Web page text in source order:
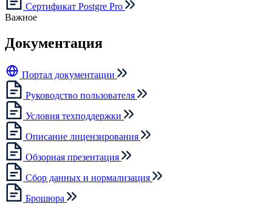
Сертификат Postgre Pro
Важное
Документация
Портал документации
Руководство пользователя
Условия техподдержки
Описание лицензирования
Обзорная презентация
Сбор данных и нормализация
Брошюра